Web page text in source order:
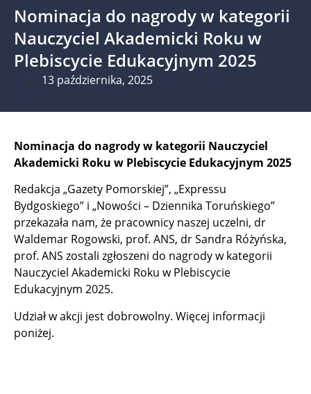
Nominacja do nagrody w kategorii
Nauczyciel Akademicki Roku w
Plebiscycie Edukacyjnym 2025
13 października, 2025
Nominacja do nagrody w kategorii Nauczyciel
Akademicki Roku w Plebiscycie Edukacyjnym 2025
Redakcja „Gazety Pomorskiej”, „Expressu
Bydgoskiego” i „Nowości – Dziennika Toruńskiego”
przekazała nam, że pracownicy naszej uczelni, dr
Waldemar Rogowski, prof. ANS, dr Sandra Różyńska,
prof. ANS zostali zgłoszeni do nagrody w kategorii
Nauczyciel Akademicki Roku w Plebiscycie
Edukacyjnym 2025.
Udział w akcji jest dobrowolny. Więcej informacji
poniżej.